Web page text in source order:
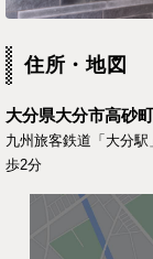
住所・地図
大分県大分市高砂
九州旅客鉄道「大分
歩2分